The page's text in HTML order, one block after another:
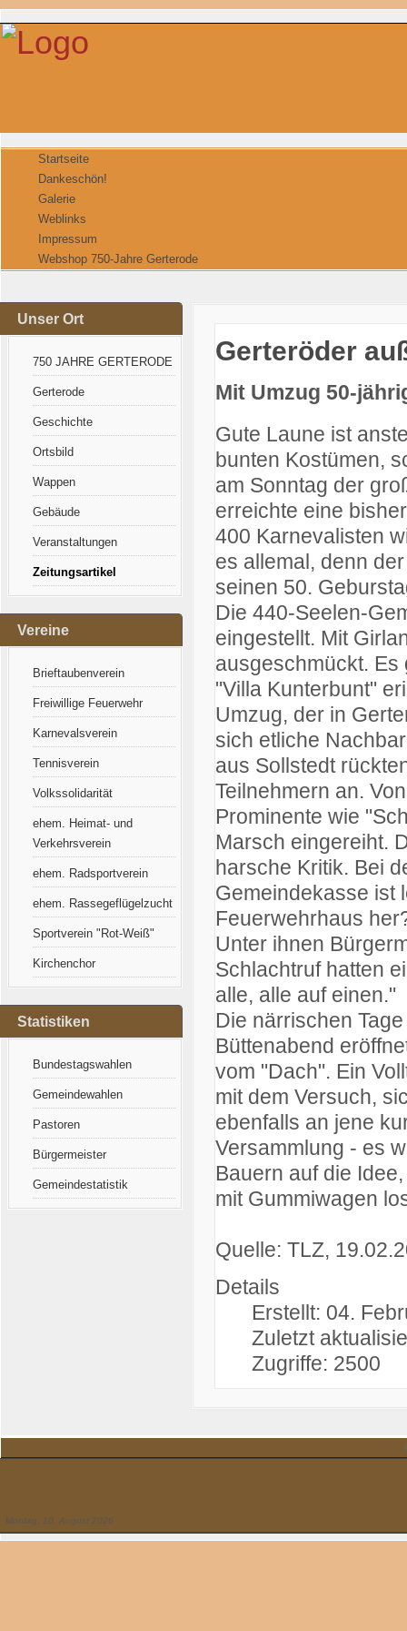
Startseite
Dankeschön!
Galerie
Weblinks
Impressum
Webshop 750-Jahre Gerterode
Unser Ort
750 JAHRE GERTERODE
Gerterode
Geschichte
Ortsbild
Wappen
Gebäude
Veranstaltungen
Zeitungsartikel
Vereine
Brieftaubenverein
Freiwillige Feuerwehr
Karnevalsverein
Tennisverein
Volkssolidarität
ehem. Heimat- und
Verkehrsverein
ehem. Radsportverein
ehem. Rassegeflügelzucht
Sportverein "Rot-Weiß"
Kirchenchor
Statistiken
Bundestagswahlen
Gemeindewahlen
Pastoren
Bürgermeister
Gemeindestatistik
Gerteröder
Mit Umzug 50-
Gute Laune ist
bunten Kostümen,
am Sonntag der
erreichte eine
400 Karnevalisten
es allemal, denn
seinen 50.
Die 440-Seelen-
eingestellt. Mit
ausgeschmückt.
"Villa Kunterbunt"
Umzug, der in
sich etliche
aus Sollstedt
Teilnehmern an.
Prominente wie
Marsch eingereiht.
harsche Kritik. Bei
Gemeindekasse ist
Feuerwehrhaus
Unter ihnen
Schlachtruf hatten
alle, alle auf einen."
Die närrischen
Büttenabend
vom "Dach". Ein
mit dem Versuch,
ebenfalls an jene
Versammlung - es
Bauern auf die
mit Gummiwagen
Quelle: TLZ,
Details
Erstellt: 04.
Zuletzt
Zugriffe: 2500
Montag, 10. August 2026